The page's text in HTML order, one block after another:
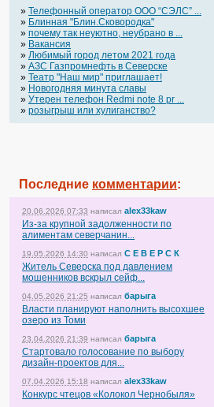
» Телефонный оператор OOO “СЭЛС” ...
» Блинная "Блин.Сковородка"
» почему так неуютно, неубрано в ...
» Вакансия
» Любимый город летом 2021 года
» АЗС Газпромнефть в Северске
» Театр "Наш мир" приглашает!
» Новогодняя минута славы
» Утерен телефон Redmi note 8 pr ...
» розыгрыш или хулиганство?
Последние комментарии:
20.06.2026 07:33 написал alex33kaw
Из-за крупной задолженности по
алиментам северчанин...
19.05.2026 14:30 написал С Е В Е Р С К
Житель Северска под давлением
мошенников вскрыл сейф...
04.05.2026 21:25 написал барыга
Власти планируют наполнить высохшее
озеро из Томи
23.04.2026 21:39 написал барыга
Стартовало голосование по выбору
дизайн-проектов для...
07.04.2026 15:18 написал alex33kaw
Конкурс чтецов «Колокол Чернобыля»